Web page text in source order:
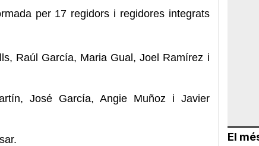
per 17 regidors i regidores integrats
Raúl García, Maria Gual, Joel Ramírez i
José García, Angie Muñoz i Javier
El